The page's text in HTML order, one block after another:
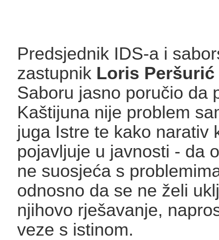
Predsjednik IDS-a i
zastupnik Loris Peršurić
Saboru jasno poručio da
Kaštijuna nije problem
juga Istre te kako narativ
pojavljuje u javnosti - da
ne suosjeća s
odnosno da se ne želi
njihovo rješavanje,
veze s istinom.